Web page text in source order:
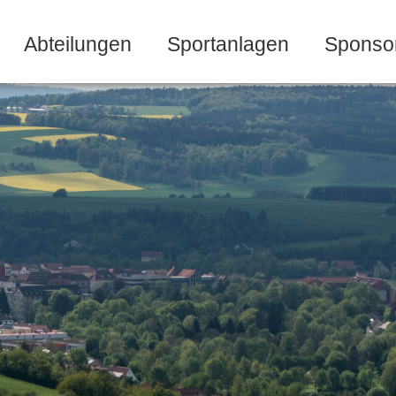
Abteilungen Sportanlagen